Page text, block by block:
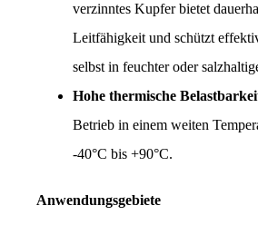
verzinntes Kupfer bietet
Leitfähigkeit und schützt
selbst in feuchter oder
Hohe thermische
Betrieb in einem weiten
-40°C bis +90°C.
Anwendungsgebiete